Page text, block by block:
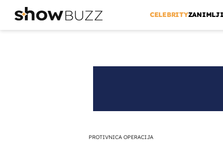
CELEBRITY
PROTIVNICA OPERACIJA